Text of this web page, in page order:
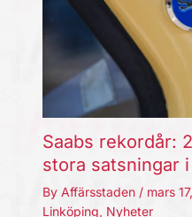
Saabs rekordår:
stora satsningar
By Affärsstaden / mars
Linköping, Nyheter